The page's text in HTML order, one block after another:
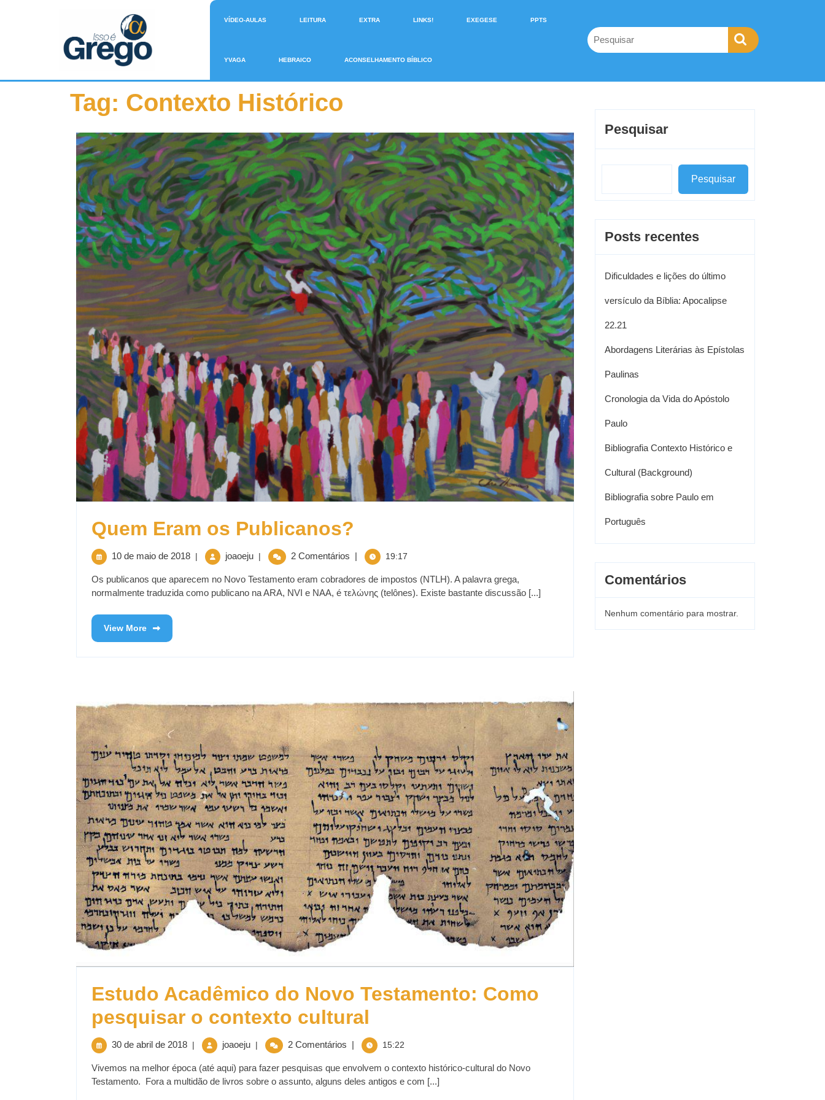
VÍDEO-AULAS LEITURA EXTRA LINKS! EXEGESE PPTS
YVAGA HEBRAICO ACONSELHAMENTO BÍBLICO
Tag: Contexto Histórico
Quem Eram os Publicanos?
10 de maio de 2018 | joaoeju | 2 Comentários | 19:17
Os publicanos que aparecem no Novo Testamento eram cobradores de impostos (NTLH). A palavra grega,
normalmente traduzida como publicano na ARA, NVI e NAA, é τελώνης (telônes). Existe bastante discussão [...]
View More
Estudo Acadêmico do Novo Testamento: Como
pesquisar o contexto cultural
30 de abril de 2018 | joaoeju | 2 Comentários 15:22
Vivemos na melhor época (até aqui) para fazer pesquisas que envolvem o contexto histórico-cultural do Novo
Testamento. Fora a multidão de livros sobre o assunto, alguns deles antigos e com [...]
Pesquisar
Pesquisar
Posts recentes
Dificuldades e lições do último
versículo da Bíblia: Apocalipse
22.21
Abordagens Literárias às Epístolas
Paulinas
Cronologia da Vida do Apóstolo
Paulo
Bibliografia Contexto Histórico e
Cultural (Background)
Bibliografia sobre Paulo em
Português
Comentários
Nenhum comentário para mostrar.